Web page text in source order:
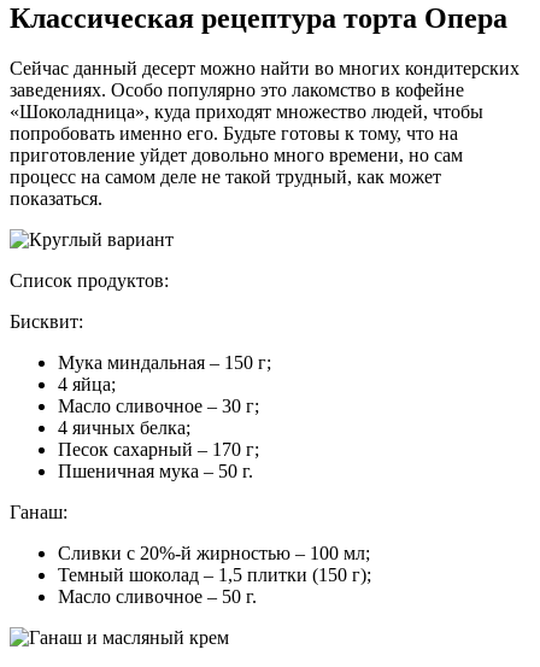
Классическая рецептура торта Опера
Сейчас данный десерт можно найти во многих кондитерских
заведениях. Особо популярно это лакомство в кофейне
«Шоколадница», куда приходят множество людей, чтобы
попробовать именно его. Будьте готовы к тому, что на
приготовление уйдет довольно много времени, но сам
процесс на самом деле не такой трудный, как может
показаться.
Список продуктов:
Бисквит:
Мука миндальная – 150 г;
4 яйца;
Масло сливочное – 30 г;
4 яичных белка;
Песок сахарный – 170 г;
Пшеничная мука – 50 г.
Ганаш:
Сливки с 20%-й жирностью – 100 мл;
Темный шоколад – 1,5 плитки (150 г);
Масло сливочное – 50 г.